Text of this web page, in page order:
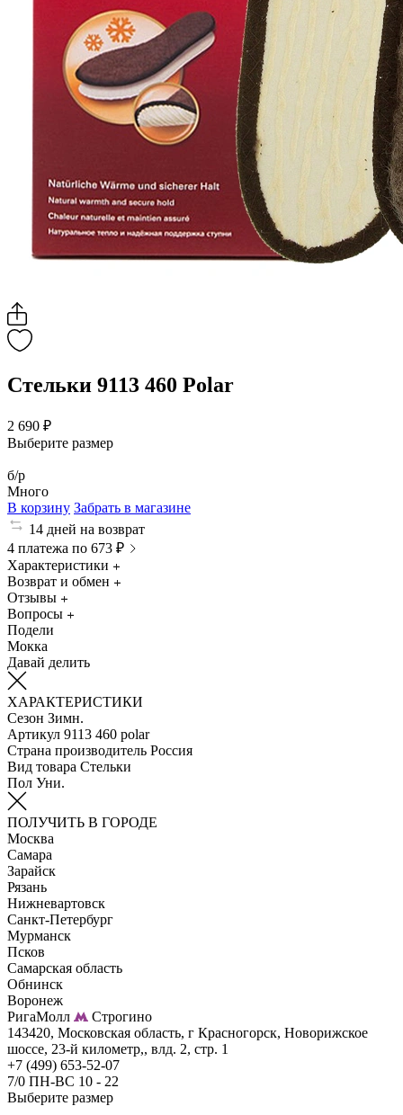
Стельки 9113 460 Polar
2 690 ₽
Выберите размер
б/р
Много
В корзину Забрать в магазине
14 дней на возврат
4 платежа по 673 ₽
Характеристики
Возврат и обмен
Отзывы
Вопросы
Подели
Мокка
Давай делить
ХАРАКТЕРИСТИКИ
Сезон Зимн.
Артикул 9113 460 polar
Страна производитель Россия
Вид товара Стельки
Пол Уни.
ПОЛУЧИТЬ В ГОРОДЕ
Москва
Самара
Зарайск
Рязань
Нижневартовск
Санкт-Петербург
Мурманск
Псков
Самарская область
Обнинск
Воронеж
РигаМолл
Строгино
143420, Московская область, г Красногорск, Новорижское
шоссе, 23-й километр,, влд. 2, стр. 1
+7 (499) 653-52-07
7/0 ПН-ВС 10 - 22
Выберите размер